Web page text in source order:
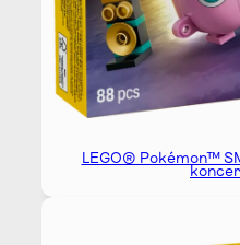
LEGO® Pokémon™